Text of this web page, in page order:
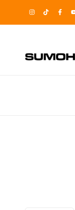
interés